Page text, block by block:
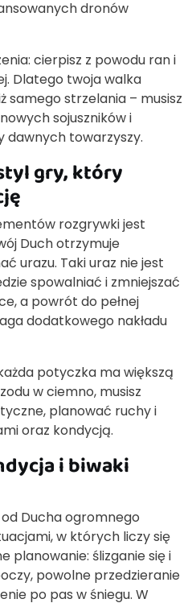
dronów
cierpisz z powodu ran i
Dlatego twoja walka
samego strzelania – musisz
sojuszników i
dawnych towarzyszy.
gry, który
rozgrywki jest
Duch otrzymuje
urazu. Taki uraz nie jest
spowalniać i zmniejszać
a powrót do pełnej
dodatkowego nakładu
potyczka ma większą
w ciemno, musisz
planować ruchy i
oraz kondycją.
i biwaki
Ducha ogromnego
w których liczy się
planowanie: ślizganie się i
powolne przedzieranie
po pas w śniegu. W